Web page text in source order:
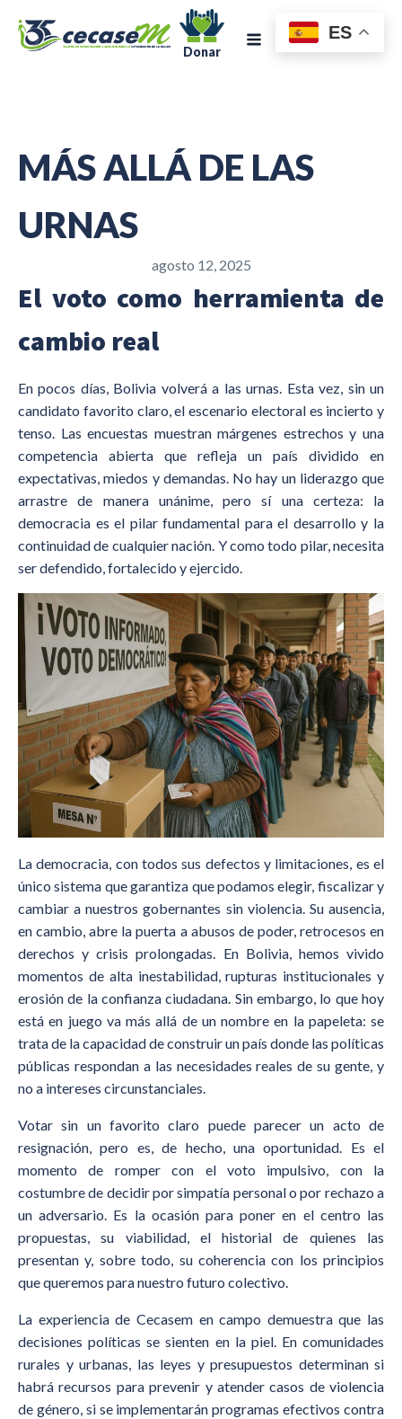
Donar
ES
MÁS ALLÁ DE LAS
URNAS
agosto 12, 2025
El voto como herramienta de
cambio real
En pocos días, Bolivia volverá a las urnas. Esta vez, sin un
candidato favorito claro, el escenario electoral es incierto y
tenso. Las encuestas muestran márgenes estrechos y una
competencia abierta que refleja un país dividido en
expectativas, miedos y demandas. No hay un liderazgo que
arrastre de manera unánime, pero sí una certeza: la
democracia es el pilar fundamental para el desarrollo y la
continuidad de cualquier nación. Y como todo pilar, necesita
ser defendido, fortalecido y ejercido.
La democracia, con todos sus defectos y limitaciones, es el
único sistema que garantiza que podamos elegir, fiscalizar y
cambiar a nuestros gobernantes sin violencia. Su ausencia,
en cambio, abre la puerta a abusos de poder, retrocesos en
derechos y crisis prolongadas. En Bolivia, hemos vivido
momentos de alta inestabilidad, rupturas institucionales y
erosión de la confianza ciudadana. Sin embargo, lo que hoy
está en juego va más allá de un nombre en la papeleta: se
trata de la capacidad de construir un país donde las políticas
públicas respondan a las necesidades reales de su gente, y
no a intereses circunstanciales.
Votar sin un favorito claro puede parecer un acto de
resignación, pero es, de hecho, una oportunidad. Es el
momento de romper con el voto impulsivo, con la
costumbre de decidir por simpatía personal o por rechazo a
un adversario. Es la ocasión para poner en el centro las
propuestas, su viabilidad, el historial de quienes las
presentan y, sobre todo, su coherencia con los principios
que queremos para nuestro futuro colectivo.
La experiencia de Cecasem en campo demuestra que las
decisiones políticas se sienten en la piel. En comunidades
rurales y urbanas, las leyes y presupuestos determinan si
habrá recursos para prevenir y atender casos de violencia
de género, si se implementarán programas efectivos contra